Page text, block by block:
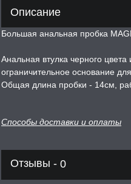
Описание
Большая анальная пробка
Анальная втулка черного
ограничительное основание
Общая длина пробки - 14см,
Способы доставки и оплаты
Отзывы - 0